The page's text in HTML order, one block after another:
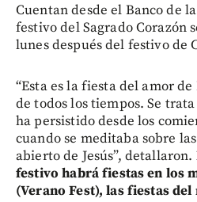
Cuentan desde el Banco de
festivo del Sagrado Corazón
lunes después del festivo de
“Esta es la fiesta del amor
de todos los tiempos. Se
ha persistido desde los
cuando se meditaba sobre
abierto de Jesús”, detallaron.
festivo habrá fiestas en los
(Verano Fest), las fiestas